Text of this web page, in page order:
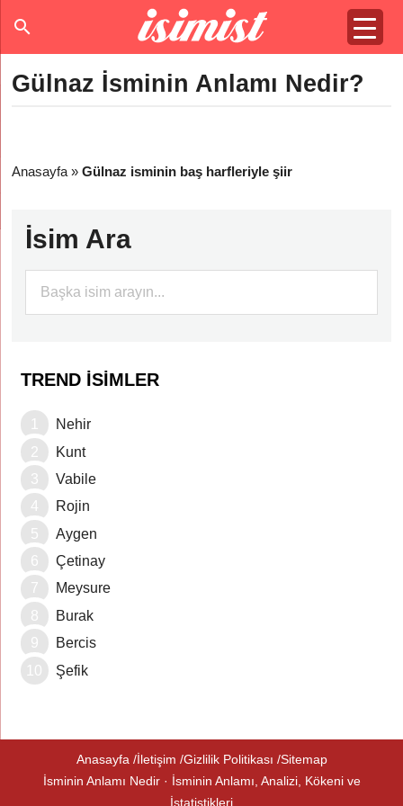
Gülnaz İsminin Anlamı Nedir?
Anasayfa »Gülnaz isminin baş harfleriyle şiir
İsim Ara
TREND İSIMLER
Nehir
Kunt
Vabile
Rojin
Aygen
Çetinay
Meysure
Burak
Bercis
Şefik
Anasayfa İletişim Gizlilik Politikası Sitemap
İsminin Anlamı Nedir · İsminin Anlamı, Analizi, Kökeni ve
İstatistikleri